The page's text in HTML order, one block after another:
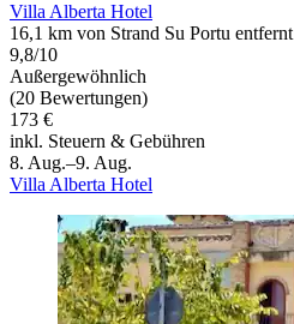
Villa Alberta Hotel
16,1 km von Strand Su Portu entfernt
9,8/10
Außergewöhnlich
(20 Bewertungen)
173 €
inkl. Steuern & Gebühren
8. Aug.–9. Aug.
Villa Alberta Hotel